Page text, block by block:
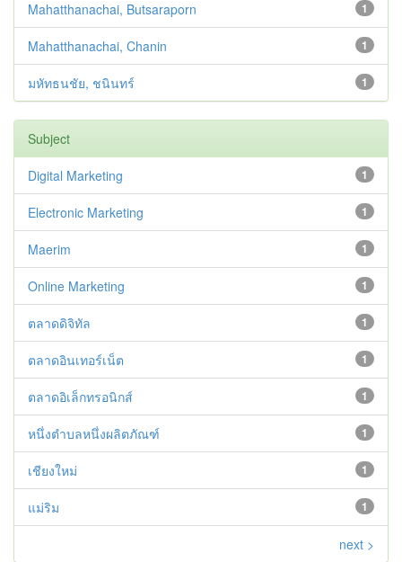
1
Mahatthanachai, Butsaraporn
1
Mahatthanachai, Chanin
1
มหัทธนชัย, ชนินทร์
Subject
1
Digital Marketing
1
Electronic Marketing
1
Maerim
1
Online Marketing
1
ตลาดดิจิทัล
1
ตลาดอินเทอร์เน็ต
1
ตลาดอิเล็กทรอนิกส์
1
หนึ่งตำบลหนึ่งผลิตภัณฑ์
1
เชียงใหม่
1
แม่ริม
next >